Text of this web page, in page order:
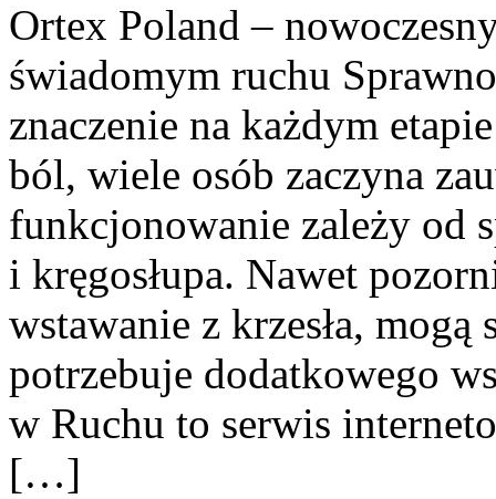
Ortex Poland –
świadomym ruchu
znaczenie na każdym
ból, wiele osób zaczyna
funkcjonowanie zależy od
i kręgosłupa. Nawet
wstawanie z krzesła,
potrzebuje dodatkowego
w Ruchu to serwis
[…]